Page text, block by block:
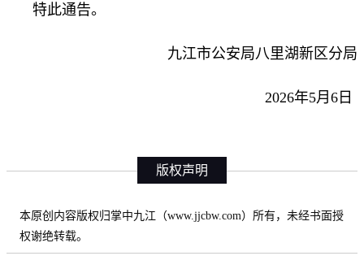
特此通告。
九江市公安局八里湖新区分局
2026年5月6日
版权声明
本原创内容版权归掌中九江（www.jjcbw.com）所有，未经书面授
权谢绝转载。